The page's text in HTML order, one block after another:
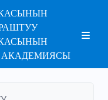
АКАДЕМИЯСЫ